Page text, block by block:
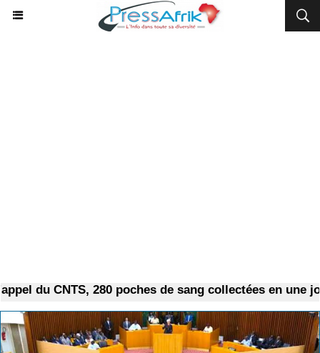
CNTS, 280 poches de sang collectées en une journée